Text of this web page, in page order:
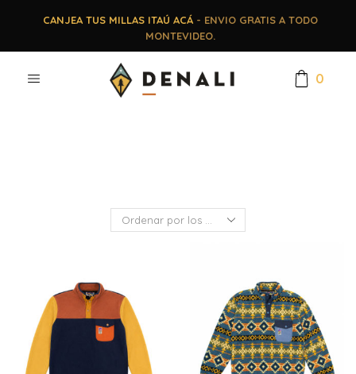
CANJEA TUS MILLAS ITAÚ ACÁ- ENVIO GRATIS A TODO
MONTEVIDEO.
0